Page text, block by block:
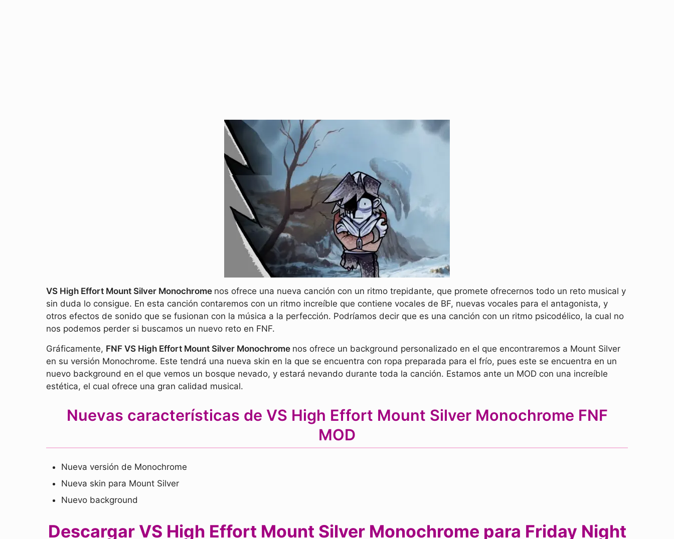
VS High Effort Mount Silver Monochrome nos ofrece una nueva canción con un ritmo trepidante, que promete ofrecernos todo un reto musical y
sin duda lo consigue. En esta canción contaremos con un ritmo increíble que contiene vocales de BF, nuevas vocales para el antagonista, y
otros efectos de sonido que se fusionan con la música a la perfección. Podríamos decir que es una canción con un ritmo psicodélico, la cual no
nos podemos perder si buscamos un nuevo reto en FNF.
Gráficamente, FNF VS High Effort Mount Silver Monochrome nos ofrece un background personalizado en el que encontraremos a Mount Silver
en su versión Monochrome. Este tendrá una nueva skin en la que se encuentra con ropa preparada para el frío, pues este se encuentra en un
nuevo background en el que vemos un bosque nevado, y estará nevando durante toda la canción. Estamos ante un MOD con una increíble
estética, el cual ofrece una gran calidad musical.
Nuevas características de VS High Effort Mount Silver Monochrome FNF
MOD
Nueva versión de Monochrome
Nueva skin para Mount Silver
Nuevo background
Descargar VS High Effort Mount Silver Monochrome para Friday Night